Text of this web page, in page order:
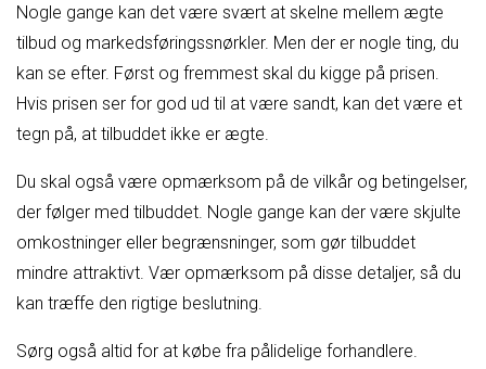
Nogle gange kan det være svært at skelne mellem ægte
tilbud og markedsføringssnørkler. Men der er nogle ting, du
kan se efter. Først og fremmest skal du kigge på prisen.
Hvis prisen ser for god ud til at være sandt, kan det være et
tegn på, at tilbuddet ikke er ægte.
Du skal også være opmærksom på de vilkår og betingelser,
der følger med tilbuddet. Nogle gange kan der være skjulte
omkostninger eller begrænsninger, som gør tilbuddet
mindre attraktivt. Vær opmærksom på disse detaljer, så du
kan træffe den rigtige beslutning.
Sørg også altid for at købe fra pålidelige forhandlere.